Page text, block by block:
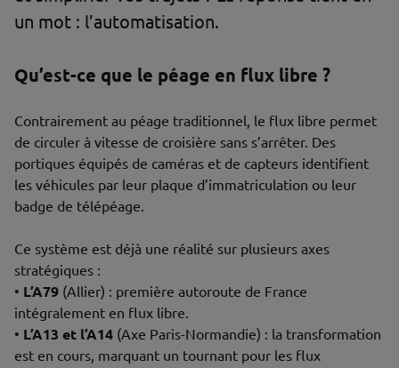
un mot : l’automatisation.
Qu’est-ce que le péage en flux libre ?
Contrairement au péage traditionnel, le flux libre permet
de circuler à vitesse de croisière sans s’arrêter. Des
portiques équipés de caméras et de capteurs identifient
les véhicules par leur plaque d’immatriculation ou leur
badge de télépéage.
Ce système est déjà une réalité sur plusieurs axes
stratégiques :
• L’A79 (Allier) : première autoroute de France
intégralement en flux libre.
• L’A13 et l’A14 (Axe Paris-Normandie) : la transformation
est en cours, marquant un tournant pour les flux